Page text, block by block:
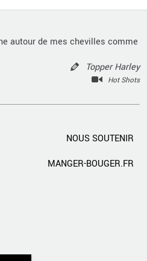
autour de mes chevilles comme
Topper Harley
Hot Shots
NOUS SOUTENIR
MANGER-BOUGER.FR